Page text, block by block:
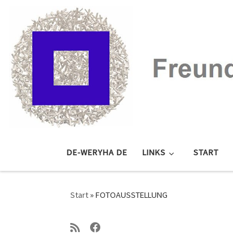
Zum Inhalt springen
DE-WERYHA DE LINKS START
Start»FOTOAUSSTELLUNG